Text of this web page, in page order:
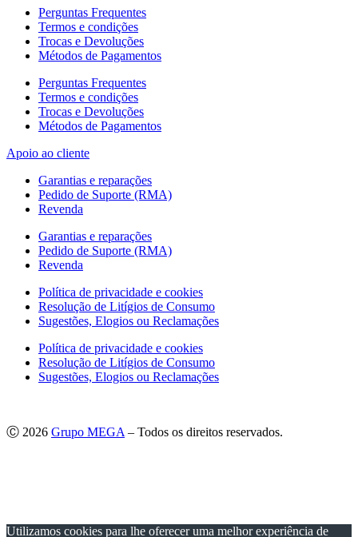
Perguntas Frequentes
Termos e condições
Trocas e Devoluções
Métodos de Pagamentos
Perguntas Frequentes
Termos e condições
Trocas e Devoluções
Métodos de Pagamentos
Apoio ao cliente
Garantias e reparações
Pedido de Suporte (RMA)
Revenda
Garantias e reparações
Pedido de Suporte (RMA)
Revenda
Política de privacidade e cookies
Resolução de Litígios de Consumo
Sugestões, Elogios ou Reclamações
Política de privacidade e cookies
Resolução de Litígios de Consumo
Sugestões, Elogios ou Reclamações
Ⓒ 2026 Grupo MEGA – Todos os direitos reservados.
Utilizamos cookies para lhe oferecer uma melhor experiência de